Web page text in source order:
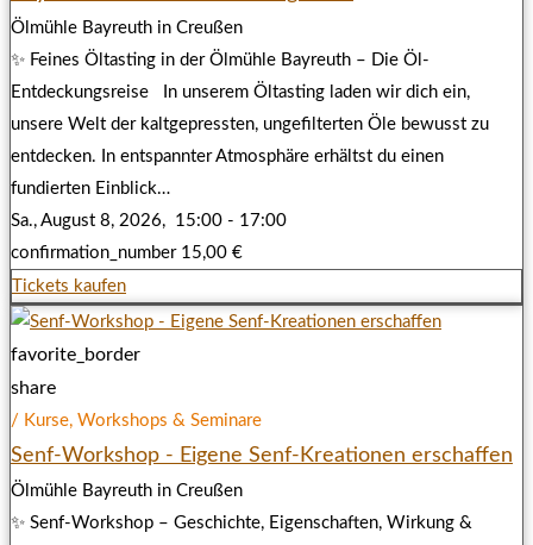
Ölmühle Bayreuth in Creußen
✨ Feines Öltasting in der Ölmühle Bayreuth – Die Öl-
Entdeckungsreise In unserem Öltasting laden wir dich ein,
unsere Welt der kaltgepressten, ungefilterten Öle bewusst zu
entdecken. In entspannter Atmosphäre erhältst du einen
fundierten Einblick…
Sa., August 8, 2026, 15:00 - 17:00
confirmation_number 15,00 €
Tickets kaufen
favorite_border
share
/ Kurse, Workshops & Seminare
Senf-Workshop - Eigene Senf-Kreationen erschaffen
Ölmühle Bayreuth in Creußen
✨ Senf-Workshop – Geschichte, Eigenschaften, Wirkung &